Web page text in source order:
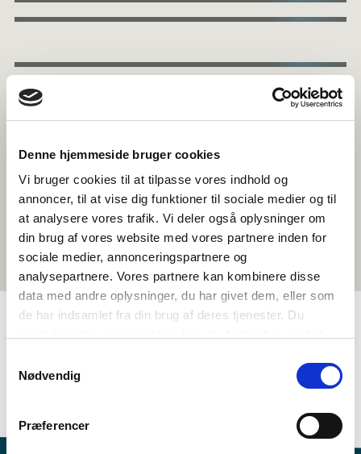
Denne hjemmeside bruger cookies
Vi bruger cookies til at tilpasse vores indhold og
annoncer, til at vise dig funktioner til sociale medier og til
at analysere vores trafik. Vi deler også oplysninger om
din brug af vores website med vores partnere inden for
sociale medier, annonceringspartnere og
analysepartnere. Vores partnere kan kombinere disse
data med andre oplysninger, du har givet dem, eller som
de har indsamlet fra din brug af deres tjenester. Du
Nødvendig
Præferencer
Samfunnsfag
Økonomi og velferd